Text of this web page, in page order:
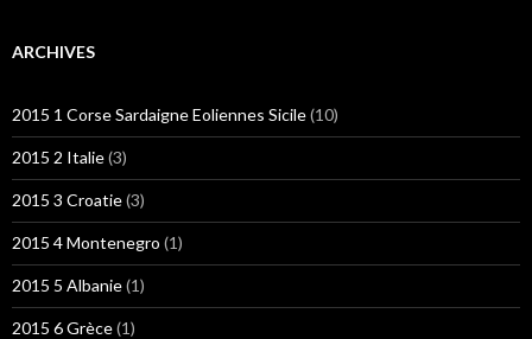
ARCHIVES
2015 1 Corse Sardaigne Eoliennes Sicile(10)
2015 2 Italie(3)
2015 3 Croatie(3)
2015 4 Montenegro (1)
2015 5 Albanie(1)
2015 6 Grèce(1)